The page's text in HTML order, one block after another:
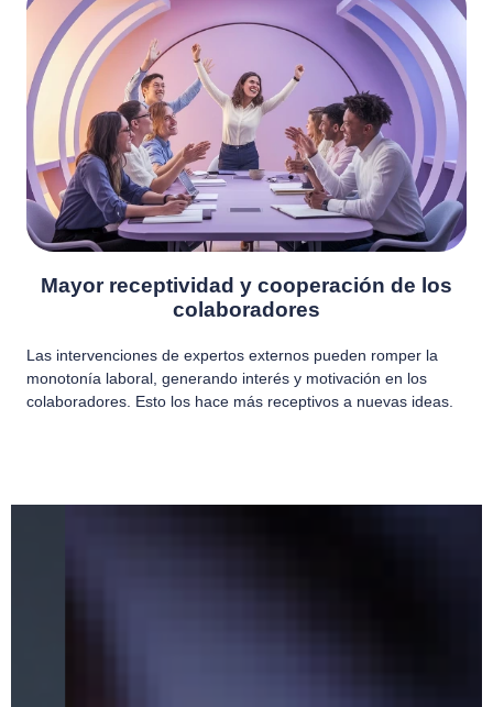
Mayor receptividad y cooperación de los
colaboradores
Las intervenciones de expertos externos pueden romper la
monotonía laboral, generando interés y motivación en los
colaboradores. Esto los hace más receptivos a nuevas ideas.